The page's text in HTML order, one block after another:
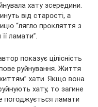
хату зсередини.
від старості, а
“лягло прокляття з
ламати”.
показує цілісність
руйнування. Життя
хати. Якщо вона
хату, то загине
погоджується ламати